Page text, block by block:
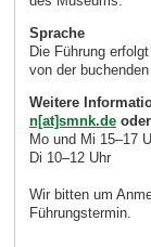
Sprache
Die Führung
von der
Weitere
n[at]smnk.deoder
Mo und Mi 15–17
Di 10–12 Uhr
Wir bitten um
Führungstermin.